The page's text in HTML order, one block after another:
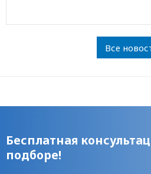
Все
Бесплатная
подборе!